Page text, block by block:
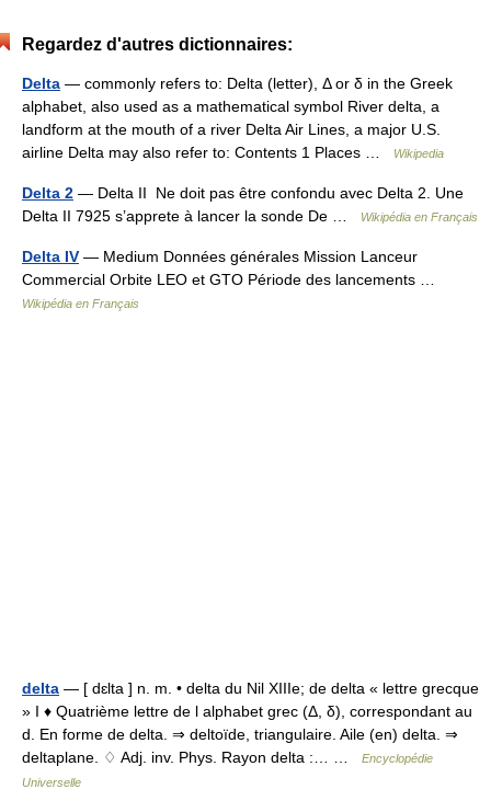
Regardez d'autres dictionnaires:
Delta — commonly refers to: Delta (letter), Δ or δ in the Greek
alphabet, also used as a mathematical symbol River delta, a
landform at the mouth of a river Delta Air Lines, a major U.S.
airline Delta may also refer to: Contents 1 Places …
Wikipedia
Delta 2 — Delta II Ne doit pas être confondu avec Delta 2. Une
Delta II 7925 s’apprete à lancer la sonde De …
Wikipédia en Français
Delta IV — Medium Données générales Mission Lanceur
Commercial Orbite LEO et GTO Période des lancements …
Wikipédia en Français
delta — [ dɛlta ] n. m. • delta du Nil XIIIe; de delta « lettre grecque
» I ♦ Quatrième lettre de l alphabet grec (Δ, δ), correspondant au
d. En forme de delta. ⇒ deltoïde, triangulaire. Aile (en) delta. ⇒
deltaplane. ♢ Adj. inv. Phys. Rayon delta :… …
Encyclopédie
Universelle